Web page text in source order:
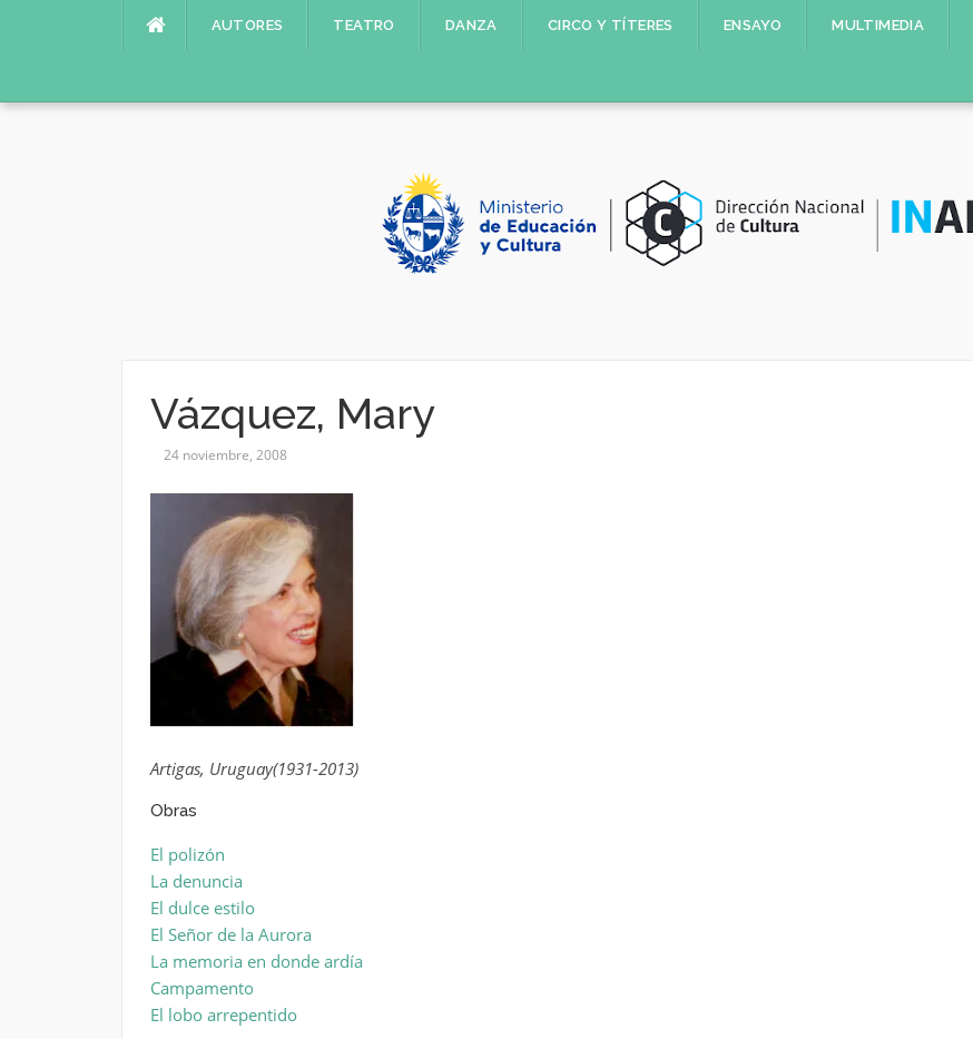
AUTORES TEATRO DANZA CIRCO Y TÍTERES ENSAYO MULTIMEDIA
Vázquez, Mary
24 noviembre, 2008
Artigas, Uruguay(1931-2013)
Obras
El polizón
La denuncia
El dulce estilo
El Señor de la Aurora
La memoria en donde ardía
Campamento
El lobo arrepentido